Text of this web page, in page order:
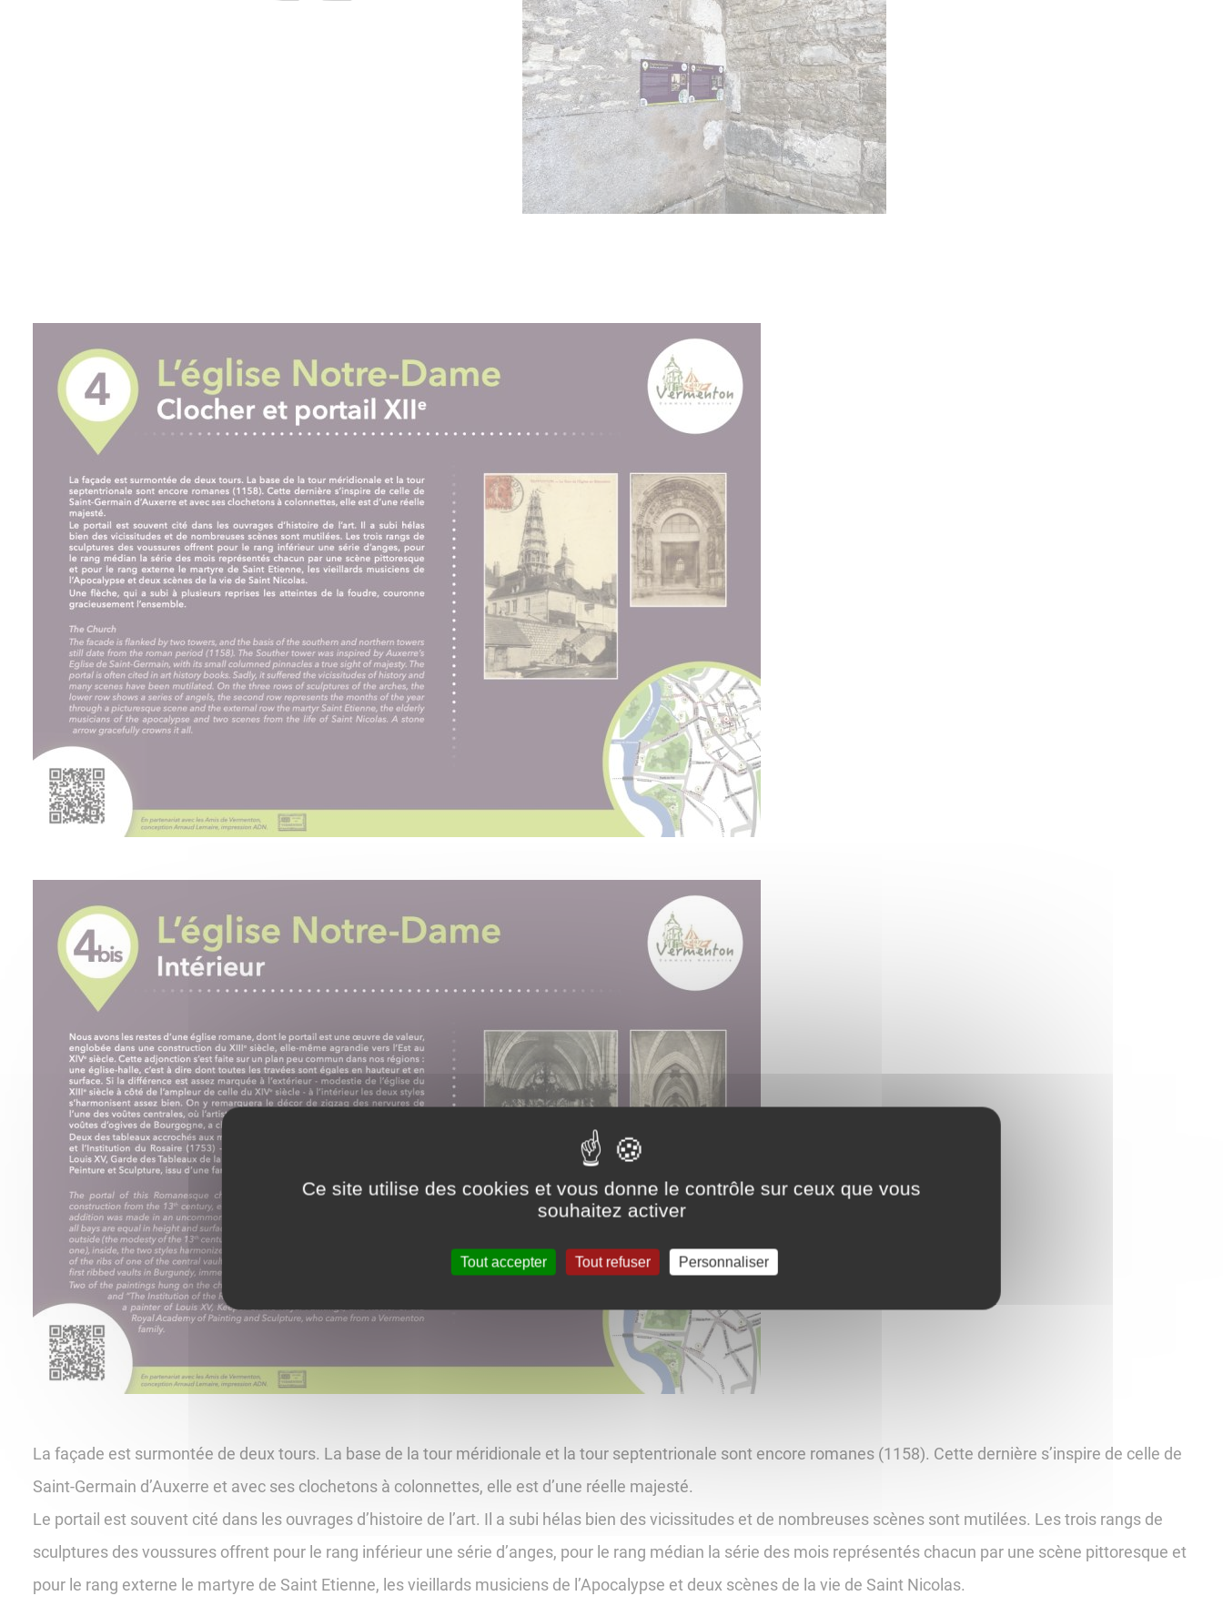
La façade est surmontée de deux tours. La base de la tour méridionale et la tour septentrionale sont encore romanes (1158). Cette dernière s’inspire de celle de
Saint-Germain d’Auxerre et avec ses clochetons à colonnettes, elle est d’une réelle majesté.
Le portail est souvent cité dans les ouvrages d’histoire de l’art. Il a subi hélas bien des vicissitudes et de nombreuses scènes sont mutilées. Les trois rangs de
sculptures des voussures offrent pour le rang inférieur une série d’anges, pour le rang médian la série des mois représentés chacun par une scène pittoresque et
pour le rang externe le martyre de Saint Etienne, les vieillards musiciens de l’Apocalypse et deux scènes de la vie de Saint Nicolas.
Ce site utilise des cookies et vous donne le contrôle sur ceux que vous
souhaitez activer
Tout accepter Tout refuser Personnaliser